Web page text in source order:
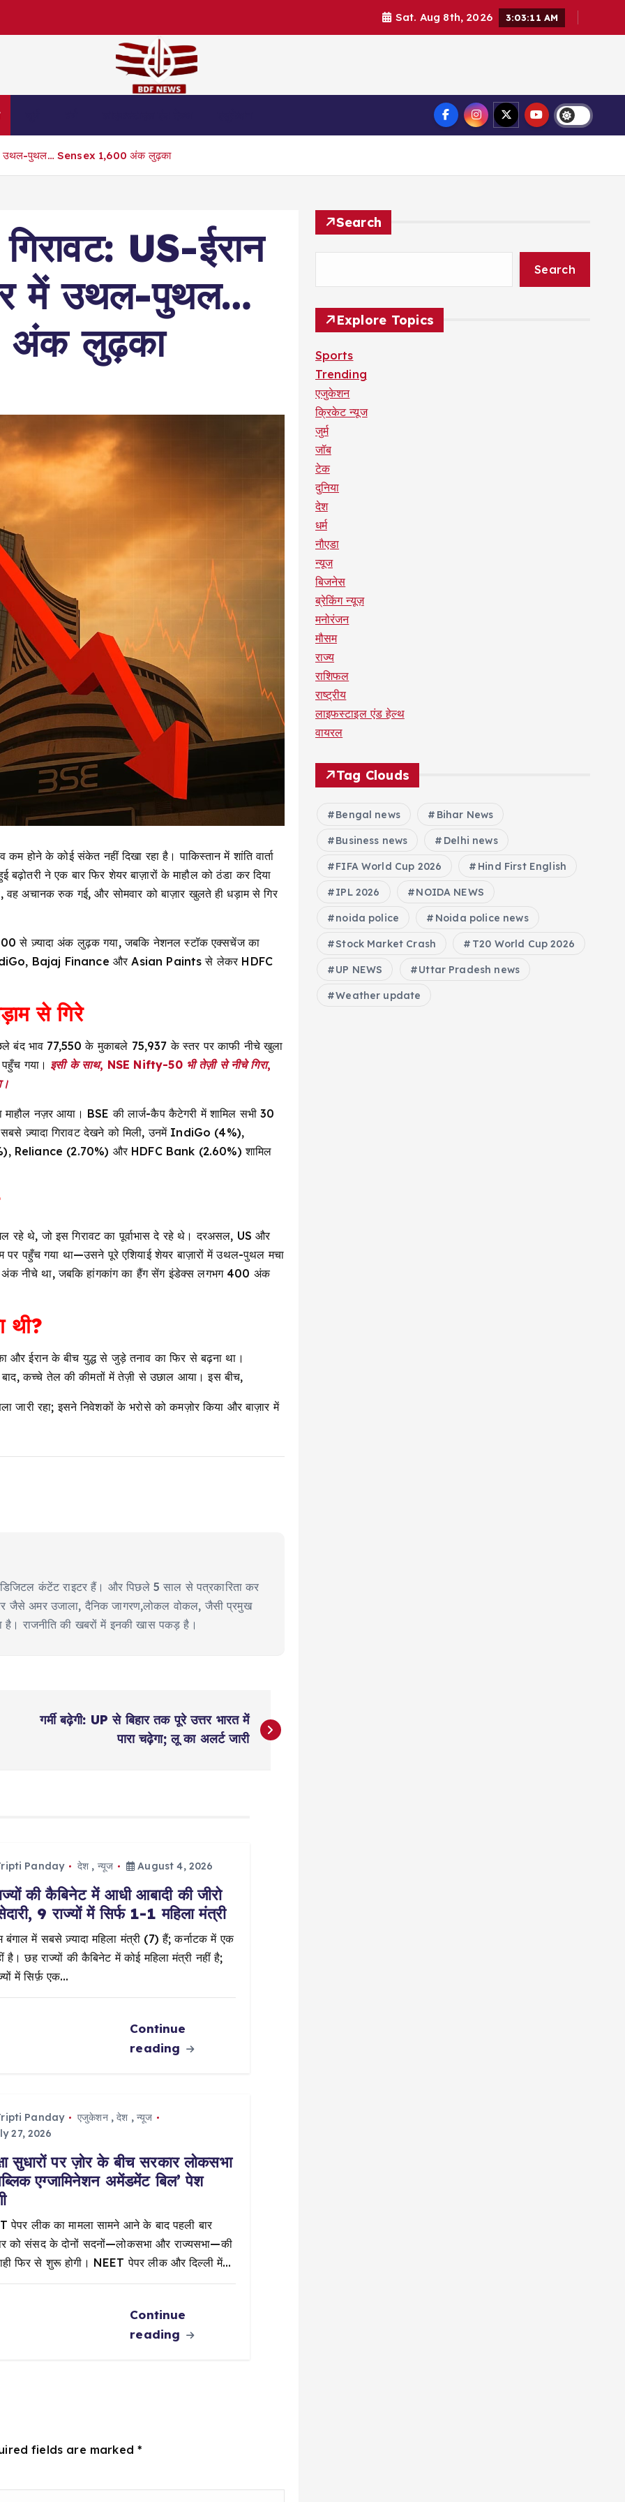
Sat. Aug 8th, 2026 3:03:12 AM
में उथल-पुथल… Sensex 1,600 अंक लुढ़का
US-ईरान
में उथल-पुथल…
लुढ़का
होने के कोई संकेत नहीं दिखा रहा है। पाकिस्तान में शांति वार्ता
ने एक बार फिर शेयर बाज़ारों के माहौल को ठंडा कर दिया
वह अचानक रुक गई, और सोमवार को बाज़ार खुलते ही धड़ाम से गिर
से ज़्यादा अंक लुढ़क गया, जबकि नेशनल स्टॉक एक्सचेंज का
Bajaj Finance और Asian Paints से लेकर HDFC
से गिरे
बंद भाव 77,550 के मुकाबले 75,937 के स्तर पर काफी नीचे खुला
गया। इसी के साथ, NSE Nifty-50 भी तेज़ी से नीचे गिरा,
नज़र आया। BSE की लार्ज-कैप कैटेगरी में शामिल सभी 30
सबसे ज़्यादा गिरावट देखने को मिली, उनमें IndiGo (4%),
(2.70%) और HDFC Bank (2.60%) शामिल
रहे थे, जो इस गिरावट का पूर्वाभास दे रहे थे। दरअसल, US और
पर पहुँच गया था—उसने पूरे एशियाई शेयर बाज़ारों में उथल-पुथल मचा
अंक नीचे था, जबकि हांगकांग का हैंग सेंग इंडेक्स लगभग 400 अंक
थी?
और ईरान के बीच युद्ध से जुड़े तनाव का फिर से बढ़ना था।
बाद, कच्चे तेल की कीमतों में तेज़ी से उछाल आया। इस बीच,
जारी रहा; इसने निवेशकों के भरोसे को कमज़ोर किया और बाज़ार में
डिजिटल कंटेंट राइटर हैं। और पिछले 5 साल से पत्रकारिता कर
जैसे अमर उजाला, दैनिक जागरण,लोकल वोकल, जैसी प्रमुख
राजनीति की खबरों में इनकी खास पकड़ है।
गर्मी बढ़ेगी: UP से बिहार तक पूरे उत्तर भारत में
पारा चढ़ेगा; लू का अलर्ट जारी
Panday देश , न्यूज August 4, 2026
की कैबिनेट में आधी आबादी की जीरो
9 राज्यों में सिर्फ 1-1 महिला मंत्री
बंगाल में सबसे ज़्यादा महिला मंत्री (7) हैं; कर्नाटक में एक
है। छह राज्यों की कैबिनेट में कोई महिला मंत्री नहीं है;
में सिर्फ़ एक…
Continue
reading
Panday एजुकेशन,देश ,न्यूज
27, 2026
सुधारों पर ज़ोर के बीच सरकार लोकसभा
एग्जामिनेशन अमेंडमेंट बिल’ पेश
पेपर लीक का मामला सामने आने के बाद पहली बार
को संसद के दोनों सदनों—लोकसभा और राज्यसभा—की
फिर से शुरू होगी। NEET पेपर लीक और दिल्ली में…
Continue
reading
fields are marked*
Search
Search
Explore Topics
Sports
Trending
एजुकेशन
क्रिकेट न्यूज
जुर्म
जॉब
टेक
दुनिया
देश
धर्म
नौएडा
न्यूज
बिजनेस
ब्रेकिंग न्यूज़
मनोरंजन
मौसम
राज्य
राशिफल
राष्ट्रीय
लाइफस्टाइल एंड हेल्थ
वायरल
Tag Clouds
Bengal news Bihar News
Business news Delhi news
FIFA World Cup 2026 Hind First English
IPL 2026 NOIDA NEWS
noida police Noida police news
Stock Market Crash T20 World Cup 2026
UP NEWS Uttar Pradesh news
Weather update